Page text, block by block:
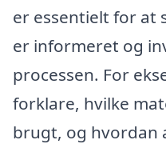
er essentielt for at
er informeret og
processen. For
forklare, hvilke
brugt, og hvordan